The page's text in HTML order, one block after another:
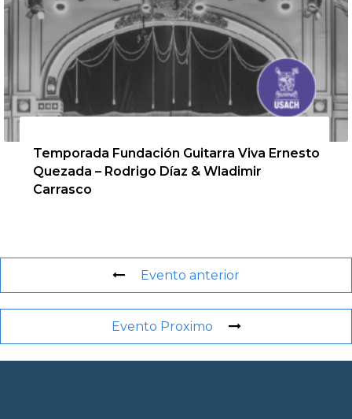
Temporada Fundación Guitarra Viva Ernesto
Quezada – Rodrigo Díaz & Wladimir
Carrasco
Evento anterior
Evento Proximo